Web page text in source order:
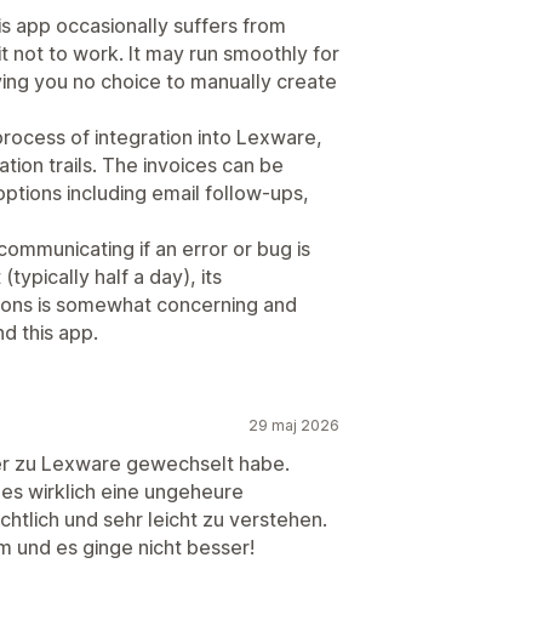
app occasionally suffers from
not to work. It may run smoothly for
you no choice to manually create
of integration into Lexware,
trails. The invoices can be
including email follow-ups,
if an error or bug is
half a day), its
is somewhat concerning and
this app.
29 maj 2026
zu Lexware gewechselt habe.
wirklich eine ungeheure
und sehr leicht zu verstehen.
und es ginge nicht besser!